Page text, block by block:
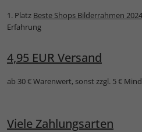
1. Platz Beste Shops Bilderrahmen 2024
Erfahrung
4,95 EUR Versand
ab 30 € Warenwert, sonst zzgl. 5 €
Viele Zahlungsarten